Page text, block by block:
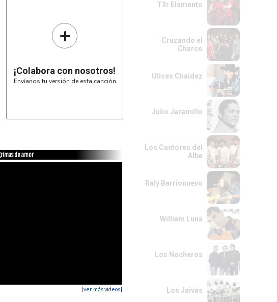
llorar
+
¡Colabora con nosotros!
Envíanos tu versión de esta canción
de amor
[ver más videos]
T3r Elemento
Cruzando el
Charco
Ulices Chaidez
Julio Jaramillo
Los Cantores del
Alba
Raly Barrionuevo
William Luna
Los Nocheros
Los Jaivas